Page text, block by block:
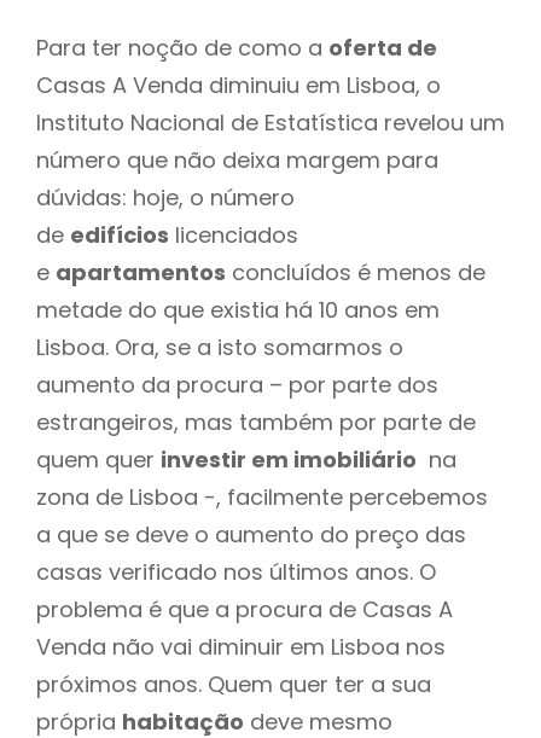
Para ter noção de como a oferta de
Casas A Venda diminuiu em Lisboa, o
Instituto Nacional de Estatística revelou um
número que não deixa margem para
dúvidas: hoje, o número
de edifícios licenciados
e apartamentos concluídos é menos de
metade do que existia há 10 anos em
Lisboa. Ora, se a isto somarmos o
aumento da procura – por parte dos
estrangeiros, mas também por parte de
quem quer investir em imobiliário na
zona de Lisboa -, facilmente percebemos
a que se deve o aumento do preço das
casas verificado nos últimos anos. O
problema é que a procura de Casas A
Venda não vai diminuir em Lisboa nos
próximos anos. Quem quer ter a sua
própria habitação deve mesmo